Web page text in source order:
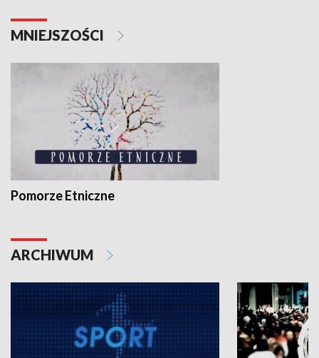
MNIEJSZOŚCI
Pomorze Etniczne
ARCHIWUM